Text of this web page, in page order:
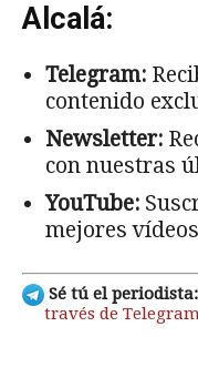
Alcalá:
Telegram:
contenido
Newsletter:
con nuestras
YouTube:
mejores
Sé tú el periodista:
través de Telegram